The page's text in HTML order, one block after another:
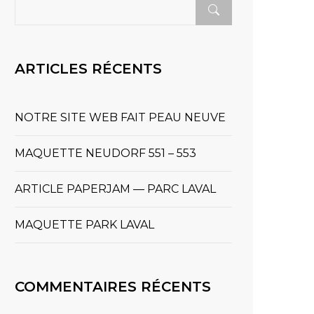
ARTICLES RÉCENTS
NOTRE SITE WEB FAIT PEAU NEUVE
MAQUETTE NEUDORF 551 – 553
ARTICLE PAPERJAM — PARC LAVAL
MAQUETTE PARK LAVAL
COMMENTAIRES RÉCENTS